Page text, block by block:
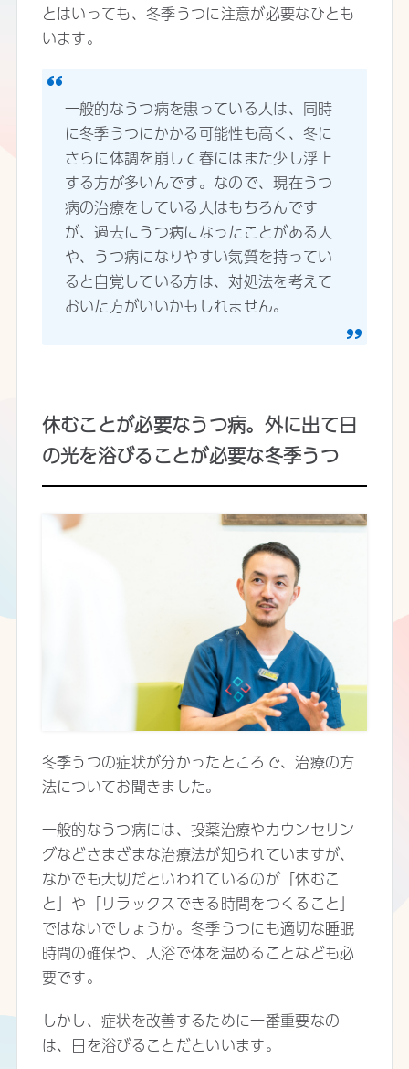
とはいっても、冬季うつに注意が必要なひとも
います。
一般的なうつ病を患っている人は、同時
に冬季うつにかかる可能性も高く、冬に
さらに体調を崩して春にはまた少し浮上
する方が多いんです。なので、現在うつ
病の治療をしている人はもちろんです
が、過去にうつ病になったことがある人
や、うつ病になりやすい気質を持ってい
ると自覚している方は、対処法を考えて
おいた方がいいかもしれません。
休むことが必要なうつ病。外に出て日
の光を浴びることが必要な冬季うつ
冬季うつの症状が分かったところで、治療の方
法についてお聞きました。
一般的なうつ病には、投薬治療やカウンセリン
グなどさまざまな治療法が知られていますが、
なかでも大切だといわれているのが「休むこ
と」や「リラックスできる時間をつくること」
ではないでしょうか。冬季うつにも適切な睡眠
時間の確保や、入浴で体を温めることなども必
要です。
しかし、症状を改善するために一番重要なの
は、日を浴びることだといいます。